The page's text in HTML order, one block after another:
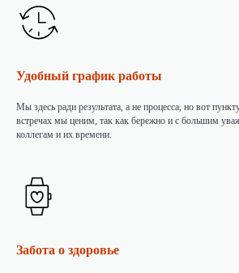
Удобный график работы
Мы здесь ради результата, а не процесса, но вот
встречах мы ценим, так как бережно и с большим
коллегам и их времени.
Забота о здоровье